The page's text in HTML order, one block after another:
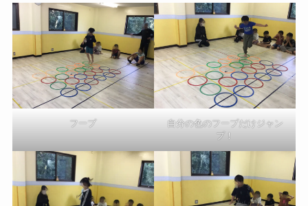
フープ
自分の色のフープだけジャン
プ！